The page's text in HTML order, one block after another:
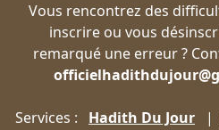
Vous rencontrez des
inscrire ou vous
remarqué une erreur ?
Services : Hadith Du Jour |